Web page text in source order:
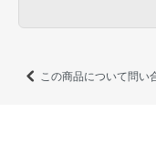
この商品について問い